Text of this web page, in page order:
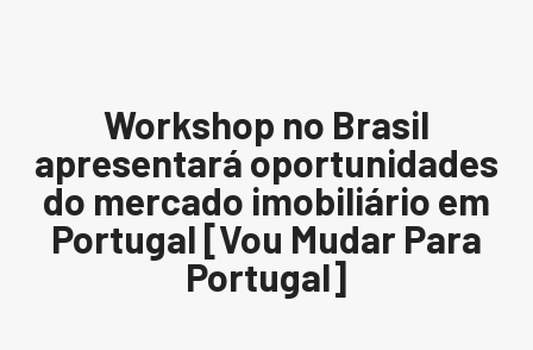
Workshop no Brasil
apresentará oportunidades
do mercado imobiliário em
Portugal [Vou Mudar Para
Portugal]